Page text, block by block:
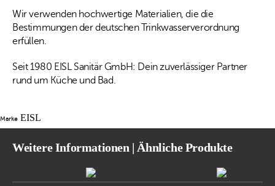
Wir verwenden hochwertige Materialien, die die
Bestimmungen der deutschen Trinkwasserverordnung
erfüllen.
Seit 1980 EISL Sanitär GmbH: Dein zuverlässiger Partner
rund um Küche und Bad.
Marke EISL
Weitere Informationen | Ähnliche Produkte